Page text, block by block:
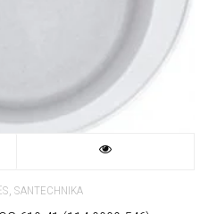
, SANTECHNIKA